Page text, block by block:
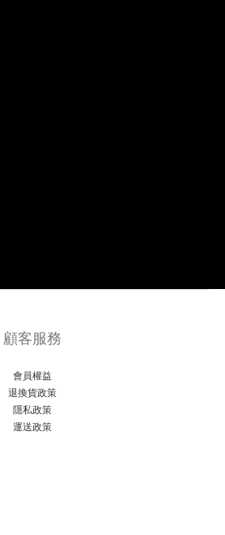
顧客服務
會員權益
退換貨政策
隱私政策
運送政策